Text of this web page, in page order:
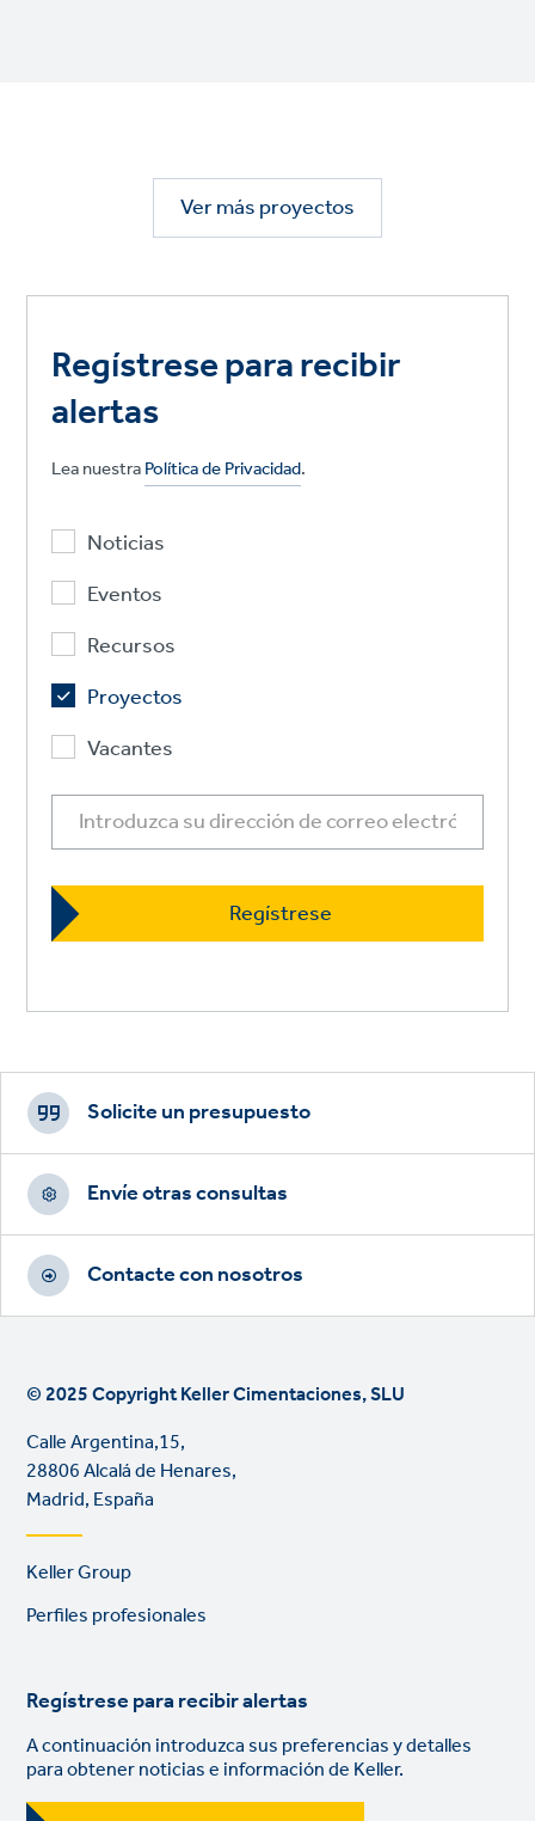
Ver más proyectos
Regístrese para recibir
alertas
Lea nuestraPolítica de Privacidad.
Noticias
Eventos
Recursos
Proyectos
Vacantes
Footer
CTAs
Solicite un presupuesto
Envíe otras consultas
Contacte con nosotros
© 2025 Copyright Keller Cimentaciones, SLU
Calle Argentina,15,
28806 Alcalá de Henares,
Madrid, España
Footer
Keller Group
Perfiles profesionales
Regístrese para recibir alertas
A continuación introduzca sus preferencias y detalles
para obtener noticias e información de Keller.